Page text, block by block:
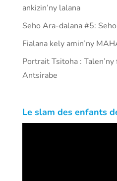
ankizin’ny lalana
Seho Ara-dalana #5:
Fialana kely amin’ny
Portrait Tsitoha :
Antsirabe
Le slam des enfants